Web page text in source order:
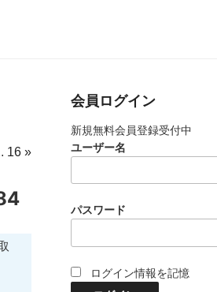
16 »
会員ログイン
新規無料会員登録受付中
ユーザー名
パスワード
ログイン情報を記憶